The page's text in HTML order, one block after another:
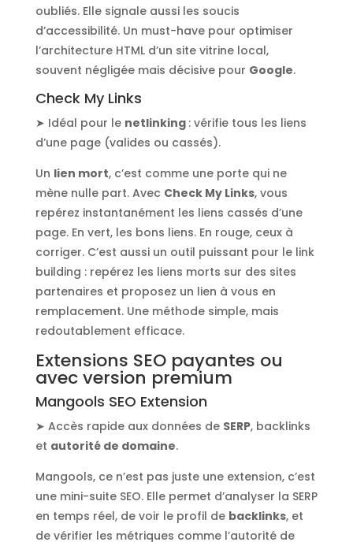
oubliés. Elle signale aussi les soucis
d’accessibilité. Un must-have pour optimiser
l’architecture HTML d’un site vitrine local,
souvent négligée mais décisive pour Google.
Check My Links
➤ Idéal pour le netlinking : vérifie tous les liens
d’une page (valides ou cassés).
Un lien mort, c’est comme une porte qui ne
mène nulle part. Avec Check My Links, vous
repérez instantanément les liens cassés d’une
page. En vert, les bons liens. En rouge, ceux à
corriger. C’est aussi un outil puissant pour le link
building : repérez les liens morts sur des sites
partenaires et proposez un lien à vous en
remplacement. Une méthode simple, mais
redoutablement efficace.
Extensions SEO payantes ou
avec version premium
Mangools SEO Extension
➤ Accès rapide aux données de SERP, backlinks
et autorité de domaine.
Mangools, ce n’est pas juste une extension, c’est
une mini-suite SEO. Elle permet d’analyser la SERP
en temps réel, de voir le profil de backlinks, et
de vérifier les métriques comme l’autorité de